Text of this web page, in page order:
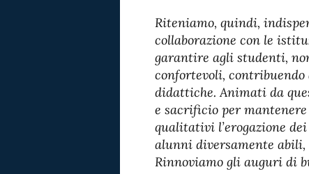
Riteniamo, quindi,
collaborazione con le
garantire agli studenti,
confortevoli,
didattiche. Animati da
e sacrificio per
qualitativi l’erogazione
alunni diversamente abili,
Rinnoviamo gli auguri di